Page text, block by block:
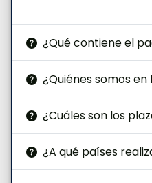
¿Qué contiene el
¿Quiénes somos en
¿Cuáles son los
¿A qué países